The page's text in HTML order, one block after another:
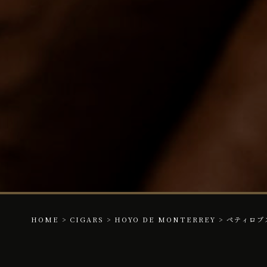
HOME > CIGARS > HOYO DE MONTERREY > ペティロブ